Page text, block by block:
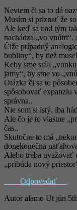
Neviem či sa to dá
Musím si priznať že
Ale keď sa nad tým
nachádza „vo vnútri“.
Čiže prípadný
bubliny“, by tiež
Keby sme stáli
jamy“, by sme vo
Otázka či sa to
spôsobovať expanziu
správna..
Nie som si istý, iba
Ale čo je to vlastne
čas..
Skutočne to má
donekonečna
Alebo treba uvažovať
„pribúda nový
Odpovedať
Autor alamo Ut jún